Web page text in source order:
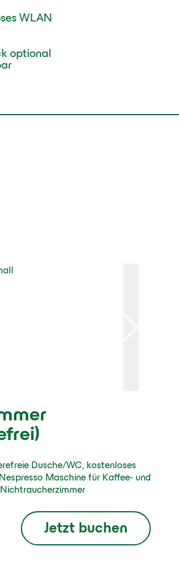
WLAN
optional
Dusche/WC, kostenloses
Maschine für Kaffee- und
Nichtraucherzimmer
Jetzt buchen